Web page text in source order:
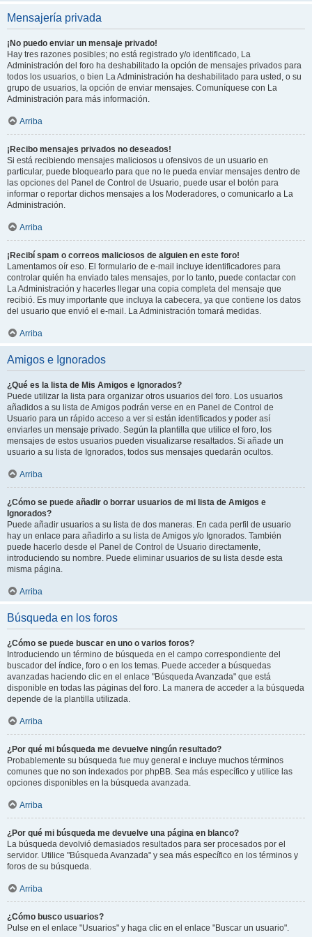
Mensajería privada
¡No puedo enviar un mensaje privado!
Hay tres razones posibles; no está registrado y/o identificado, La
Administración del foro ha deshabilitado la opción de mensajes privados para
todos los usuarios, o bien La Administración ha deshabilitado para usted, o su
grupo de usuarios, la opción de enviar mensajes. Comuníquese con La
Administración para más información.
Arriba
¡Recibo mensajes privados no deseados!
Si está recibiendo mensajes maliciosos u ofensivos de un usuario en
particular, puede bloquearlo para que no le pueda enviar mensajes dentro de
las opciones del Panel de Control de Usuario, puede usar el botón para
informar o reportar dichos mensajes a los Moderadores, o comunicarlo a La
Administración.
Arriba
¡Recibí spam o correos maliciosos de alguien en este foro!
Lamentamos oír eso. El formulario de e-mail incluye identificadores para
controlar quién ha enviado tales mensajes, por lo tanto, puede contactar con
La Administración y hacerles llegar una copia completa del mensaje que
recibió. Es muy importante que incluya la cabecera, ya que contiene los datos
del usuario que envió el e-mail. La Administración tomará medidas.
Arriba
Amigos e Ignorados
¿Qué es la lista de Mis Amigos e Ignorados?
Puede utilizar la lista para organizar otros usuarios del foro. Los usuarios
añadidos a su lista de Amigos podrán verse en en Panel de Control de
Usuario para un rápido acceso a ver si están identificados y poder así
enviarles un mensaje privado. Según la plantilla que utilice el foro, los
mensajes de estos usuarios pueden visualizarse resaltados. Si añade un
usuario a su lista de Ignorados, todos sus mensajes quedarán ocultos.
Arriba
¿Cómo se puede añadir o borrar usuarios de mi lista de Amigos e
Ignorados?
Puede añadir usuarios a su lista de dos maneras. En cada perfil de usuario
hay un enlace para añadirlo a su lista de Amigos y/o Ignorados. También
puede hacerlo desde el Panel de Control de Usuario directamente,
introduciendo su nombre. Puede eliminar usuarios de su lista desde esta
misma página.
Arriba
Búsqueda en los foros
¿Cómo se puede buscar en uno o varios foros?
Introduciendo un término de búsqueda en el campo correspondiente del
buscador del índice, foro o en los temas. Puede acceder a búsquedas
avanzadas haciendo clic en el enlace "Búsqueda Avanzada" que está
disponible en todas las páginas del foro. La manera de acceder a la búsqueda
depende de la plantilla utilizada.
Arriba
¿Por qué mi búsqueda me devuelve ningún resultado?
Probablemente su búsqueda fue muy general e incluye muchos términos
comunes que no son indexados por phpBB. Sea más específico y utilice las
opciones disponibles en la búsqueda avanzada.
Arriba
¿Por qué mi búsqueda me devuelve una página en blanco?
La búsqueda devolvió demasiados resultados para ser procesados por el
servidor. Utilice "Búsqueda Avanzada" y sea más específico en los términos y
foros de su búsqueda.
Arriba
¿Cómo busco usuarios?
Pulse en el enlace "Usuarios" y haga clic en el enlace "Buscar un usuario".